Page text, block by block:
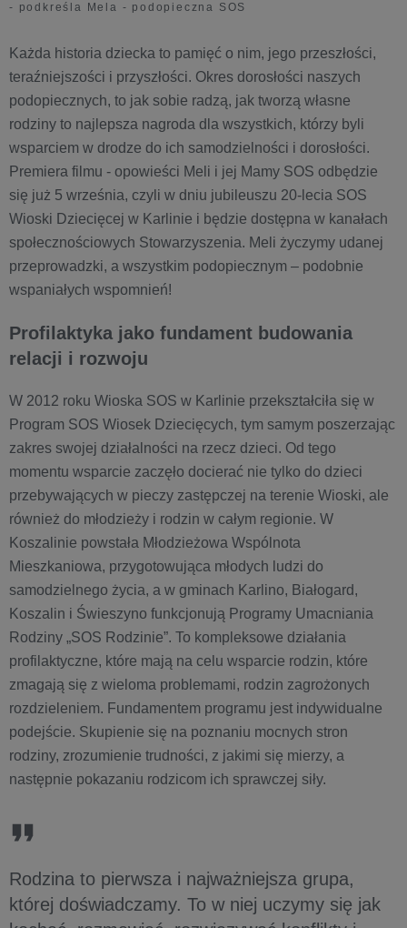
- podkreśla Mela - podopieczna SOS
Każda historia dziecka to pamięć o nim, jego przeszłości,
teraźniejszości i przyszłości. Okres dorosłości naszych
podopiecznych, to jak sobie radzą, jak tworzą własne
rodziny to najlepsza nagroda dla wszystkich, którzy byli
wsparciem w drodze do ich samodzielności i dorosłości.
Premiera filmu - opowieści Meli i jej Mamy SOS odbędzie
się już 5 września, czyli w dniu jubileuszu 20-lecia SOS
Wioski Dziecięcej w Karlinie i będzie dostępna w kanałach
społecznościowych Stowarzyszenia. Meli życzymy udanej
przeprowadzki, a wszystkim podopiecznym – podobnie
wspaniałych wspomnień!
Profilaktyka jako fundament budowania
relacji i rozwoju
W 2012 roku Wioska SOS w Karlinie przekształciła się w
Program SOS Wiosek Dziecięcych, tym samym poszerzając
zakres swojej działalności na rzecz dzieci. Od tego
momentu wsparcie zaczęło docierać nie tylko do dzieci
przebywających w pieczy zastępczej na terenie Wioski, ale
również do młodzieży i rodzin w całym regionie. W
Koszalinie powstała Młodzieżowa Wspólnota
Mieszkaniowa, przygotowująca młodych ludzi do
samodzielnego życia, a w gminach Karlino, Białogard,
Koszalin i Świeszyno funkcjonują Programy Umacniania
Rodziny „SOS Rodzinie”. To kompleksowe działania
profilaktyczne, które mają na celu wsparcie rodzin, które
zmagają się z wieloma problemami, rodzin zagrożonych
rozdzieleniem. Fundamentem programu jest indywidualne
podejście. Skupienie się na poznaniu mocnych stron
rodziny, zrozumienie trudności, z jakimi się mierzy, a
następnie pokazaniu rodzicom ich sprawczej siły.
Rodzina to pierwsza i najważniejsza grupa,
której doświadczamy. To w niej uczymy się jak